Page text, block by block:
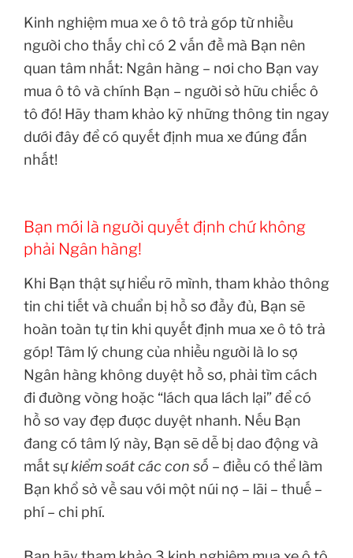
Kinh nghiệm mua xe ô tô trả góp từ nhiều
người cho thấy chỉ có 2 vấn đề mà Bạn nên
quan tâm nhất: Ngân hàng – nơi cho Bạn vay
mua ô tô và chính Bạn – người sở hữu chiếc ô
tô đó! Hãy tham khảo kỹ những thông tin ngay
dưới đây để có quyết định mua xe đúng đắn
nhất!
Bạn mới là người quyết định chứ không
phải Ngân hàng!
Khi Bạn thật sự hiểu rõ mình, tham khảo thông
tin chi tiết và chuẩn bị hồ sơ đầy đủ, Bạn sẽ
hoàn toàn tự tin khi quyết định mua xe ô tô trả
góp! Tâm lý chung của nhiều người là lo sợ
Ngân hàng không duyệt hồ sơ, phải tìm cách
đi đường vòng hoặc “lách qua lách lại” để có
hồ sơ vay đẹp được duyệt nhanh. Nếu Bạn
đang có tâm lý này, Bạn sẽ dễ bị dao động và
mất sựkiểm soát các con số – điều có thể làm
Bạn khổ sở về sau với một núi nợ – lãi – thuế –
phí – chi phí.